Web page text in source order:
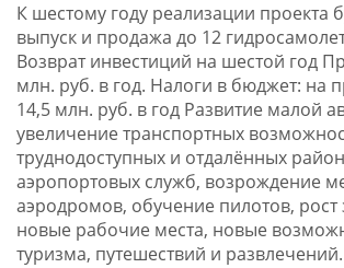
К шестому году реализации проекта
выпуск и продажа до 12
Возврат инвестиций на шестой год
млн. руб. в год. Налоги в бюджет: на
14,5 млн. руб. в год Развитие малой
увеличение транспортных
труднодоступных и отдалённых
аэропортовых служб, возрождение
аэродромов, обучение пилотов, рост
новые рабочие места, новые
туризма, путешествий и развлечений.